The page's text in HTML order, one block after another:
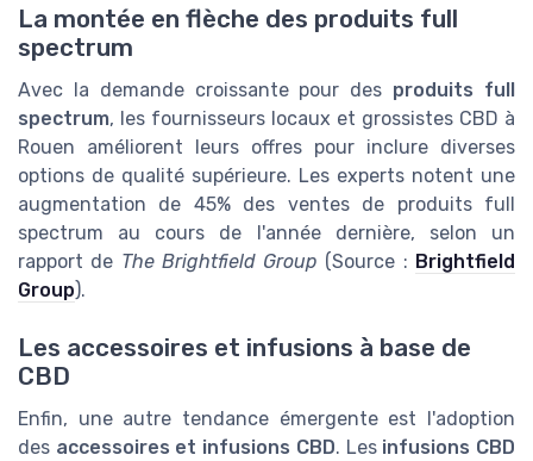
La montée en flèche des produits full
spectrum
Avec la demande croissante pour des produits full
spectrum, les fournisseurs locaux et grossistes CBD à
Rouen améliorent leurs offres pour inclure diverses
options de qualité supérieure. Les experts notent une
augmentation de 45% des ventes de produits full
spectrum au cours de l'année dernière, selon un
rapport de The Brightfield Group (Source : Brightfield
Group).
Les accessoires et infusions à base de
CBD
Enfin, une autre tendance émergente est l'adoption
des accessoires et infusions CBD. Les infusions CBD